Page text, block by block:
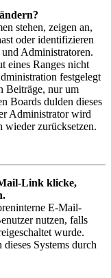
stehen, zeigen an,
oder identifizieren
Administratoren.
eines Ranges nicht
festgelegt
Beiträge, nur um
Boards dulden dieses
Administrator wird
wieder zurücksetzen.
Link klicke,
E-Mail-
nutzen, falls
wurde.
Systems durch